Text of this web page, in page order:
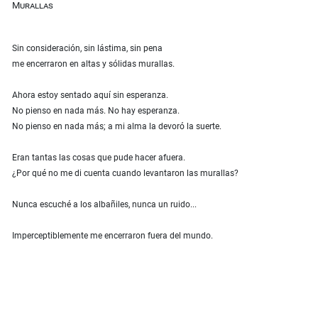
Murallas
Sin consideración, sin lástima, sin pena
me encerraron en altas y sólidas murallas.
Ahora estoy sentado aquí sin esperanza.
No pienso en nada más. No hay esperanza.
No pienso en nada más; a mi alma la devoró la suerte.
Eran tantas las cosas que pude hacer afuera.
¿Por qué no me di cuenta cuando levantaron las murallas?
Nunca escuché a los albañiles, nunca un ruido...
Imperceptiblemente me encerraron fuera del mundo.